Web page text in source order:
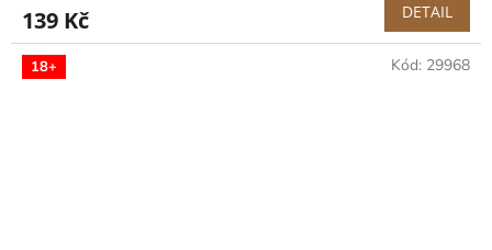
139 Kč DETAIL
18+ Kód: 29968